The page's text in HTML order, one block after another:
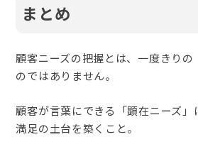
まとめ
顧客ニーズの把握とは、一度きりの
のではありません。
顧客が言葉にできる「顕在ニーズ
満足の土台を築くこと。